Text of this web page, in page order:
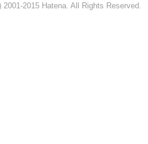
2001-2015 Hatena. All Rights Reserved.